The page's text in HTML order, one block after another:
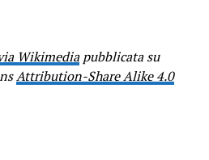
Wikimediapubblicata su
Attribution-Share Alike 4.0